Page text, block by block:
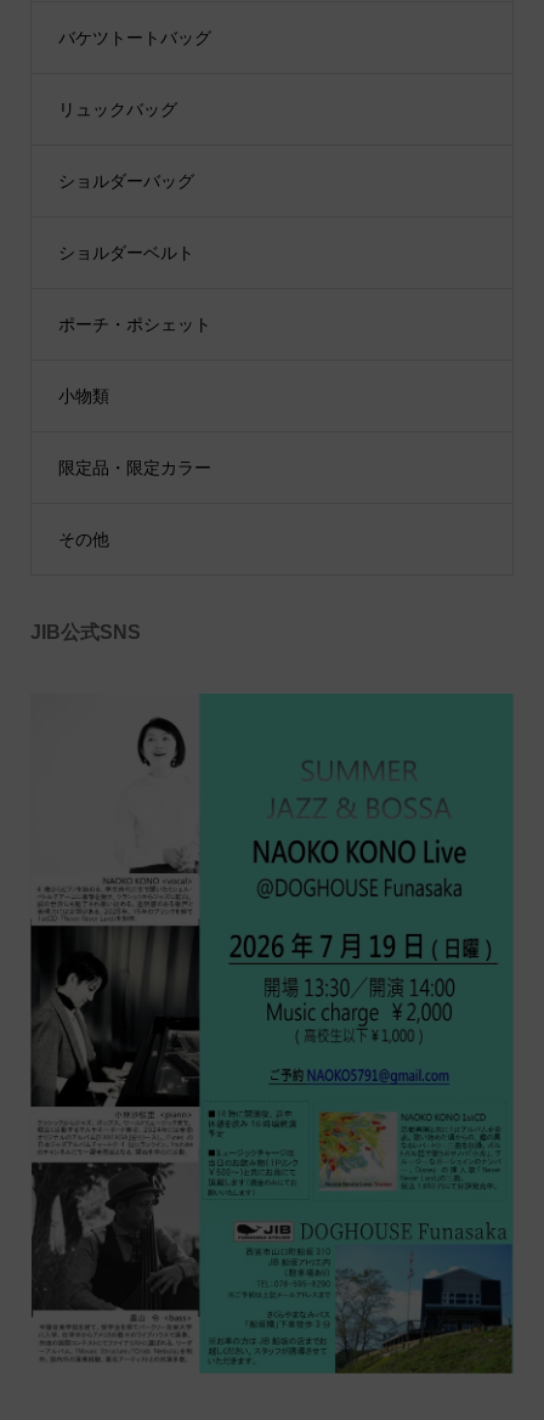
バケツトートバッグ
リュックバッグ
ショルダーバッグ
ショルダーベルト
ポーチ・ポシェット
小物類
限定品・限定カラー
その他
JIB公式SNS